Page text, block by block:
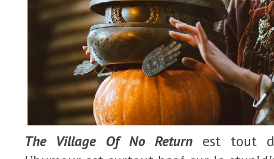
The Village Of No Return est tout